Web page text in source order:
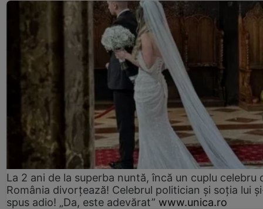
La 2 ani de la superba nuntă, încă un cuplu celebru
România divorțează! Celebrul politician și soția lui
spus adio! „Da, este adevărat” www.unica.ro